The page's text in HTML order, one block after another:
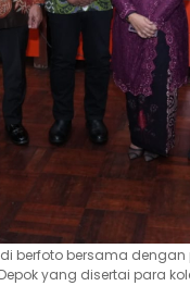
berfoto bersama
yang disertai para